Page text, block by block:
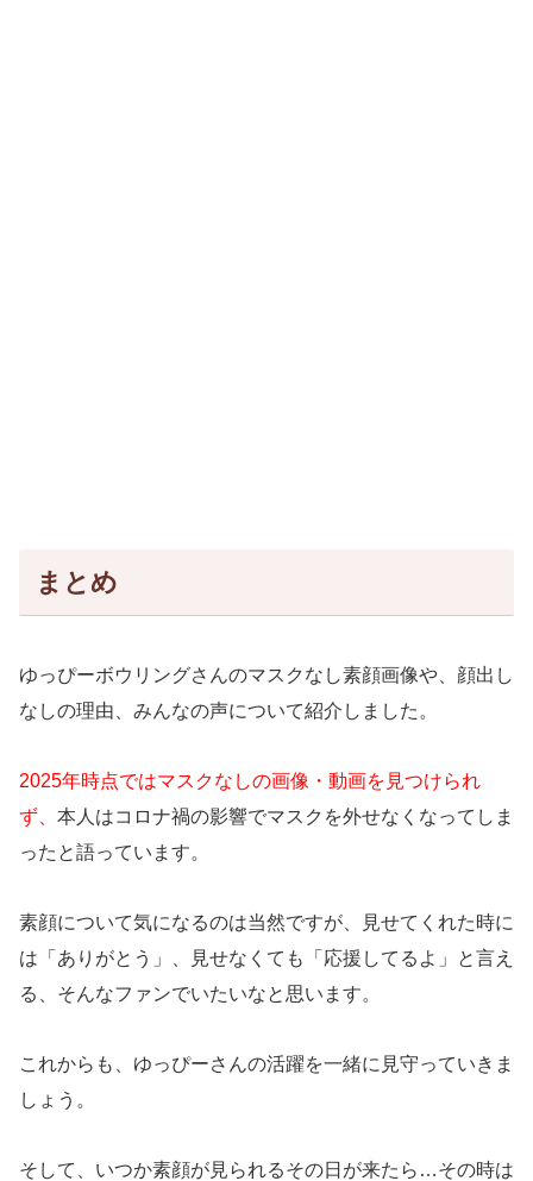
まとめ
ゆっぴーボウリングさんのマスクなし素顔画像や、顔出し
なしの理由、みんなの声について紹介しました。
2025年時点ではマスクなしの画像・動画を見つけられ
ず、 本人はコロナ禍の影響でマスクを外せなくなってしま
ったと語っています。
素顔について気になるのは当然ですが、見せてくれた時に
は「ありがとう」、見せなくても「応援してるよ」と言え
る、そんなファンでいたいなと思います。
これからも、ゆっぴーさんの活躍を一緒に見守っていきま
しょう。
そして、いつか素顔が見られるその日が来たら…その時は